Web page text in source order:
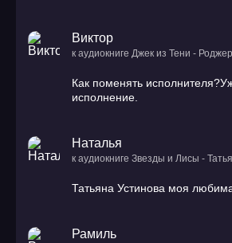
Виктор
к аудиокниге Джек из Тени -
Как поменять
исполнение.
Наталья
к аудиокниге Звезды и Лисы -
Татьяна Устинова моя
Рамиль